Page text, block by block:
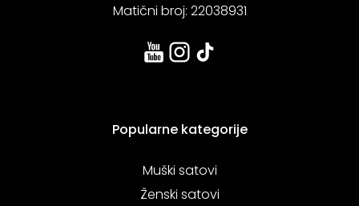
Matični broj: 22038931
Popularne kategorije
Muški satovi
Ženski satovi